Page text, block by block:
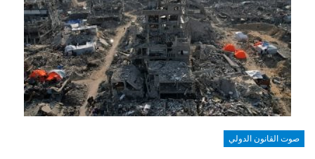
صوت القانون الدولي